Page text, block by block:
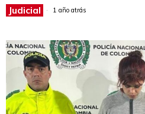
Judicial 1 año atrás